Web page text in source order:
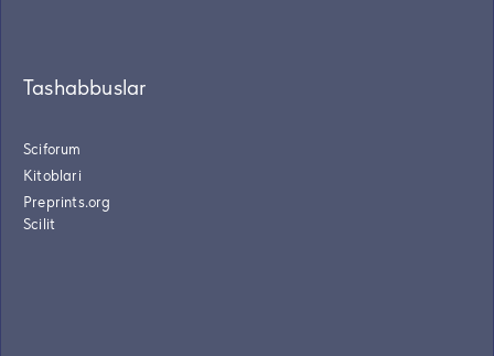
Tashabbuslar
Sciforum
Kitoblari
Preprints.org
Scilit